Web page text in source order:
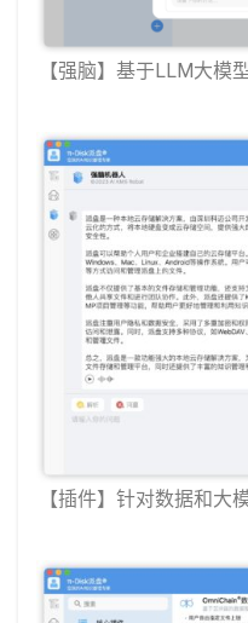
【强脑】基于LLM大模
【插件】针对数据和大